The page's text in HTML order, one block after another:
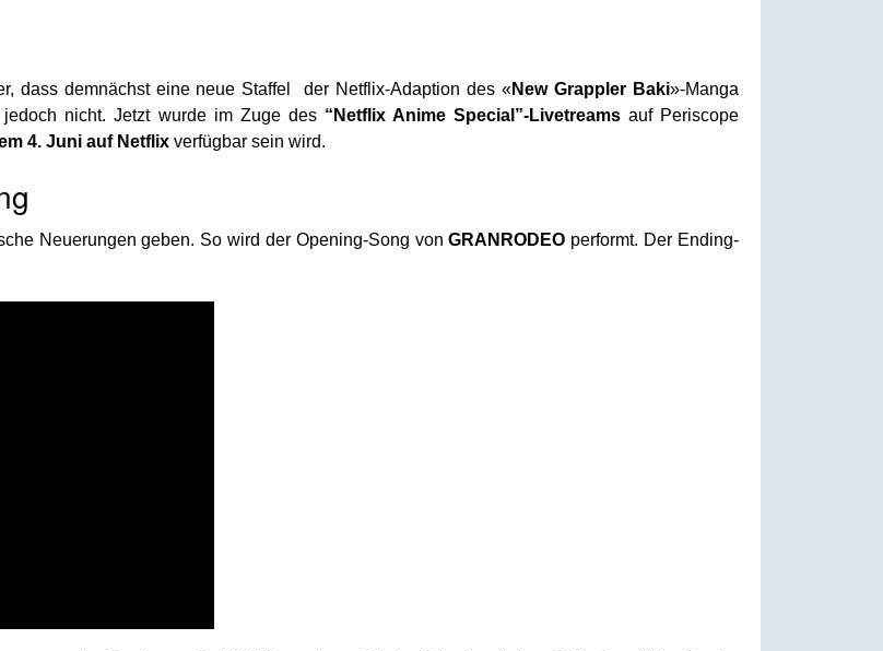
dass demnächst eine neue Staffel der Netflix-Adaption des «New Grappler Baki»-Manga
nicht. Jetzt wurde im Zuge des “Netflix Anime Special”-Livetreamsauf Periscope
4. Juni auf Netflix verfügbar sein wird.
Neuerungen geben. So wird der Opening-Song vonGRANRODEO performt. Der Ending-